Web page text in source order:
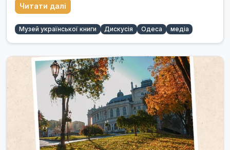
Читати далі
Музей української книги Дискусія Одеса медіа